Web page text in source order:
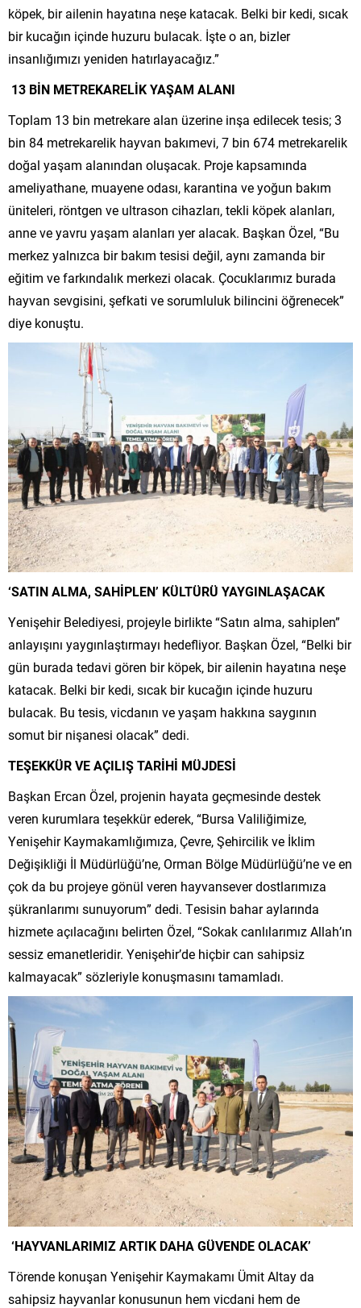
köpek, bir ailenin hayatına neşe katacak. Belki bir kedi, sıcak
bir kucağın içinde huzuru bulacak. İşte o an, bizler
insanlığımızı yeniden hatırlayacağız.”
13 BİN METREKARELİK YAŞAM ALANI
Toplam 13 bin metrekare alan üzerine inşa edilecek tesis; 3
bin 84 metrekarelik hayvan bakımevi, 7 bin 674 metrekarelik
doğal yaşam alanından oluşacak. Proje kapsamında
ameliyathane, muayene odası, karantina ve yoğun bakım
üniteleri, röntgen ve ultrason cihazları, tekli köpek alanları,
anne ve yavru yaşam alanları yer alacak. Başkan Özel, “Bu
merkez yalnızca bir bakım tesisi değil, aynı zamanda bir
eğitim ve farkındalık merkezi olacak. Çocuklarımız burada
hayvan sevgisini, şefkati ve sorumluluk bilincini öğrenecek”
diye konuştu.
‘SATIN ALMA, SAHİPLEN’ KÜLTÜRÜ YAYGINLAŞACAK
Yenişehir Belediyesi, projeyle birlikte “Satın alma, sahiplen”
anlayışını yaygınlaştırmayı hedefliyor. Başkan Özel, “Belki bir
gün burada tedavi gören bir köpek, bir ailenin hayatına neşe
katacak. Belki bir kedi, sıcak bir kucağın içinde huzuru
bulacak. Bu tesis, vicdanın ve yaşam hakkına saygının
somut bir nişanesi olacak” dedi.
TEŞEKKÜR VE AÇILIŞ TARİHİ MÜJDESİ
Başkan Ercan Özel, projenin hayata geçmesinde destek
veren kurumlara teşekkür ederek, “Bursa Valiliğimize,
Yenişehir Kaymakamlığımıza, Çevre, Şehircilik ve İklim
Değişikliği İl Müdürlüğü’ne, Orman Bölge Müdürlüğü’ne ve en
çok da bu projeye gönül veren hayvansever dostlarımıza
şükranlarımı sunuyorum” dedi. Tesisin bahar aylarında
hizmete açılacağını belirten Özel, “Sokak canlılarımız Allah’ın
sessiz emanetleridir. Yenişehir’de hiçbir can sahipsiz
kalmayacak” sözleriyle konuşmasını tamamladı.
‘HAYVANLARIMIZ ARTIK DAHA GÜVENDE OLACAK’
Törende konuşan Yenişehir Kaymakamı Ümit Altay da
sahipsiz hayvanlar konusunun hem vicdani hem de